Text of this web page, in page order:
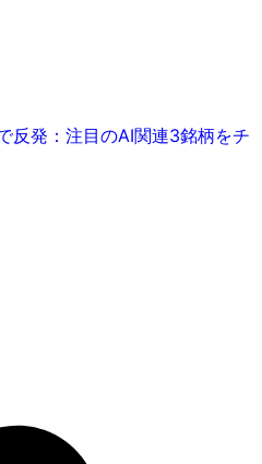
反発：注目のAI関連3銘柄をチ